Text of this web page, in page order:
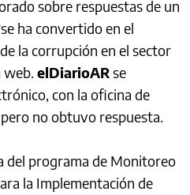
sobre respuestas de un
ha convertido en el
la corrupción en el sector
web. elDiarioARse
con la oficina de
no obtuvo respuesta.
del programa de Monitoreo
la Implementación de